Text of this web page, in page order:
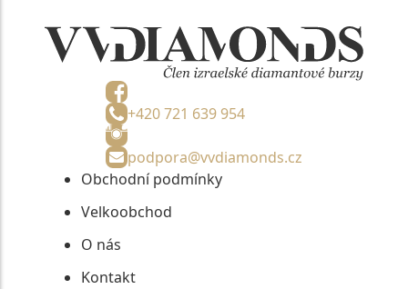
+420 721 639 954
podpora@vvdiamonds.cz
Obchodní podmínky
Velkoobchod
O nás
Kontakt